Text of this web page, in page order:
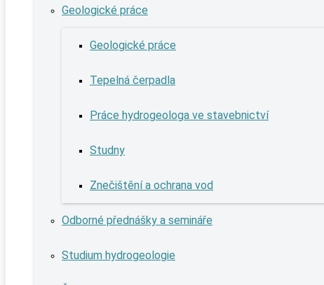
Geologické práce
Geologické práce
Tepelná čerpadla
Práce hydrogeologa ve stavebnictví
Studny
Znečištění a ochrana vod
Odborné přednášky a semináře
Studium hydrogeologie